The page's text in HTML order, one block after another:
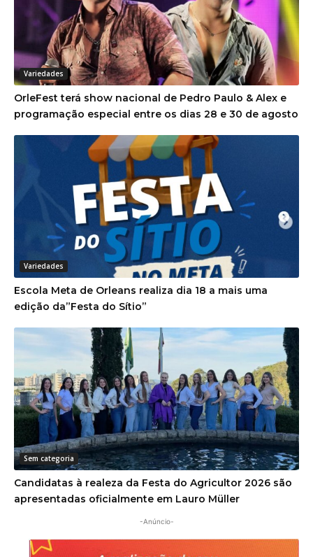
Variedades
OrleFest terá show nacional de Pedro Paulo & Alex e
programação especial entre os dias 28 e 30 de agosto
Variedades
Escola Meta de Orleans realiza dia 18 a mais uma
edição da”Festa do Sítio”
Sem categoria
Candidatas à realeza da Festa do Agricultor 2026 são
apresentadas oficialmente em Lauro Müller
-Anúncio-